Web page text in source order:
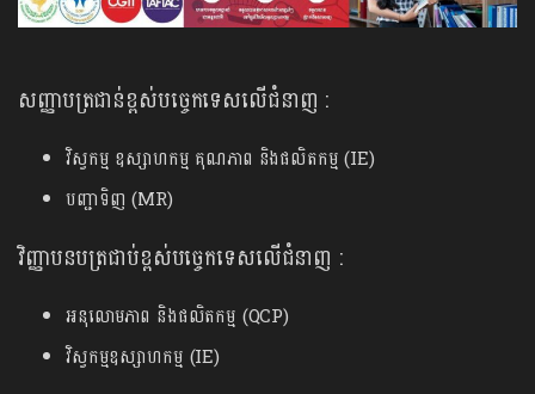
សញ្ញាបត្រជាន់ខ្ពស់បច្ចេកទេសលើជំនាញ :
វិស្វកម្ម ឧស្សាហកម្ម គុណភាព និងផលិតកម្ម (IE)
បញ្ជាទិញ (MR)
វិញ្ញាបនបត្រជាប់ខ្ពស់បច្ចេកទេសលើជំនាញ :
អនុលោមភាព និងផលិតកម្ម (QCP)
វិស្វកម្មឧស្សាហកម្ម (IE)